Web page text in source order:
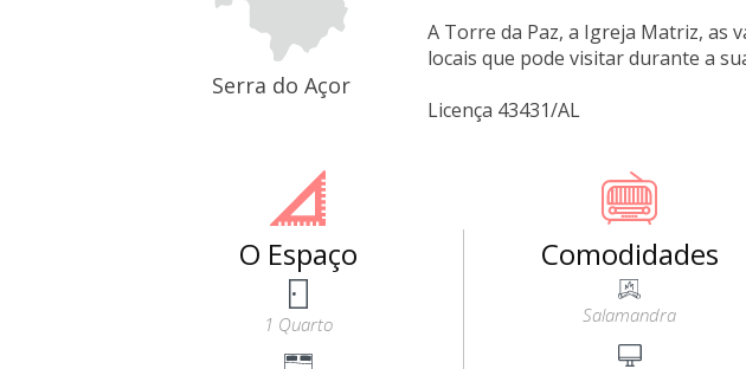
Serra do Açor
A Torre da Paz, a Igreja Matriz, as
locais que pode visitar durante a
Licença 43431/AL
O Espaço
1 Quarto
Comodidades
Salamandra